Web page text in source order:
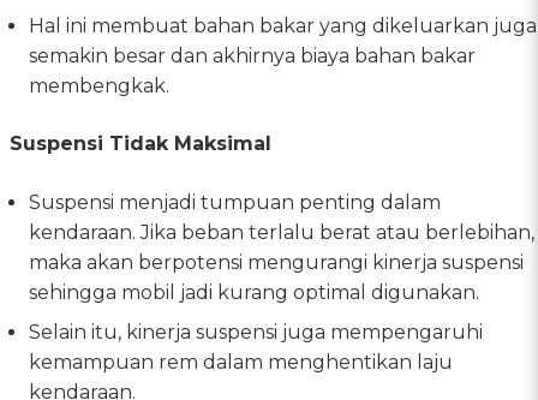
Hal ini membuat bahan bakar yang dikeluarkan juga
semakin besar dan akhirnya biaya bahan bakar
membengkak.
Suspensi Tidak Maksimal
Suspensi menjadi tumpuan penting dalam
kendaraan. Jika beban terlalu berat atau berlebihan,
maka akan berpotensi mengurangi kinerja suspensi
sehingga mobil jadi kurang optimal digunakan.
Selain itu, kinerja suspensi juga mempengaruhi
kemampuan rem dalam menghentikan laju
kendaraan.